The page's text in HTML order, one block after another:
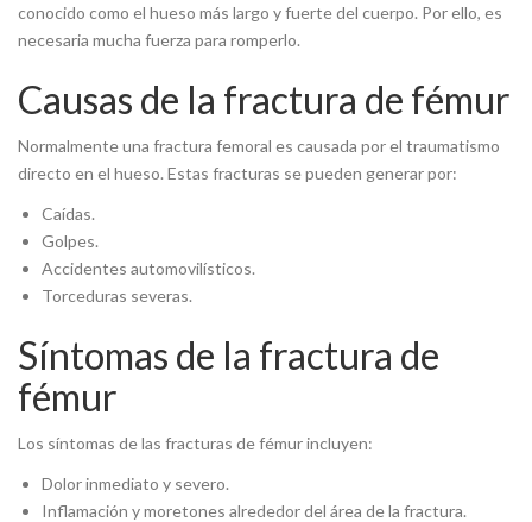
conocido como el hueso más largo y fuerte del cuerpo. Por ello, es
necesaria mucha fuerza para romperlo.
Causas de la fractura de fémur
Normalmente una fractura femoral es causada por el traumatismo
directo en el hueso. Estas fracturas se pueden generar por:
Caídas.
Golpes.
Accidentes automovilísticos.
Torceduras severas.
Síntomas de la fractura de
fémur
Los síntomas de las fracturas de fémur incluyen:
Dolor inmediato y severo.
Inflamación y moretones alrededor del área de la fractura.